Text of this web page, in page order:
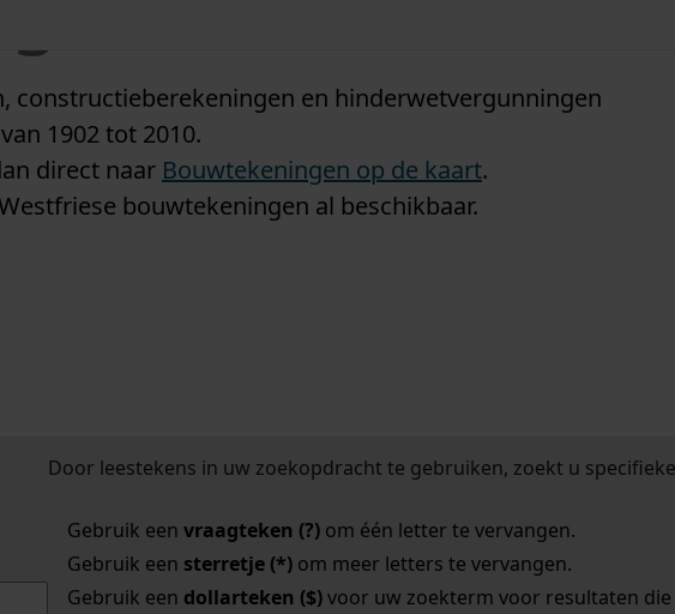
constructieberekeningen en hinderwetvergunningen
1902 tot 2010.
direct naar Bouwtekeningen op de kaart.
bouwtekeningen al beschikbaar.
Door leestekens in uw zoekopdracht te gebruiken, zoekt u
Gebruik een vraagteken (?)om één letter te vervangen.
Gebruik een sterretje (*)om meer letters te vervangen.
Gebruik een dollarteken ($)voor uw zoekterm voor resultaten die